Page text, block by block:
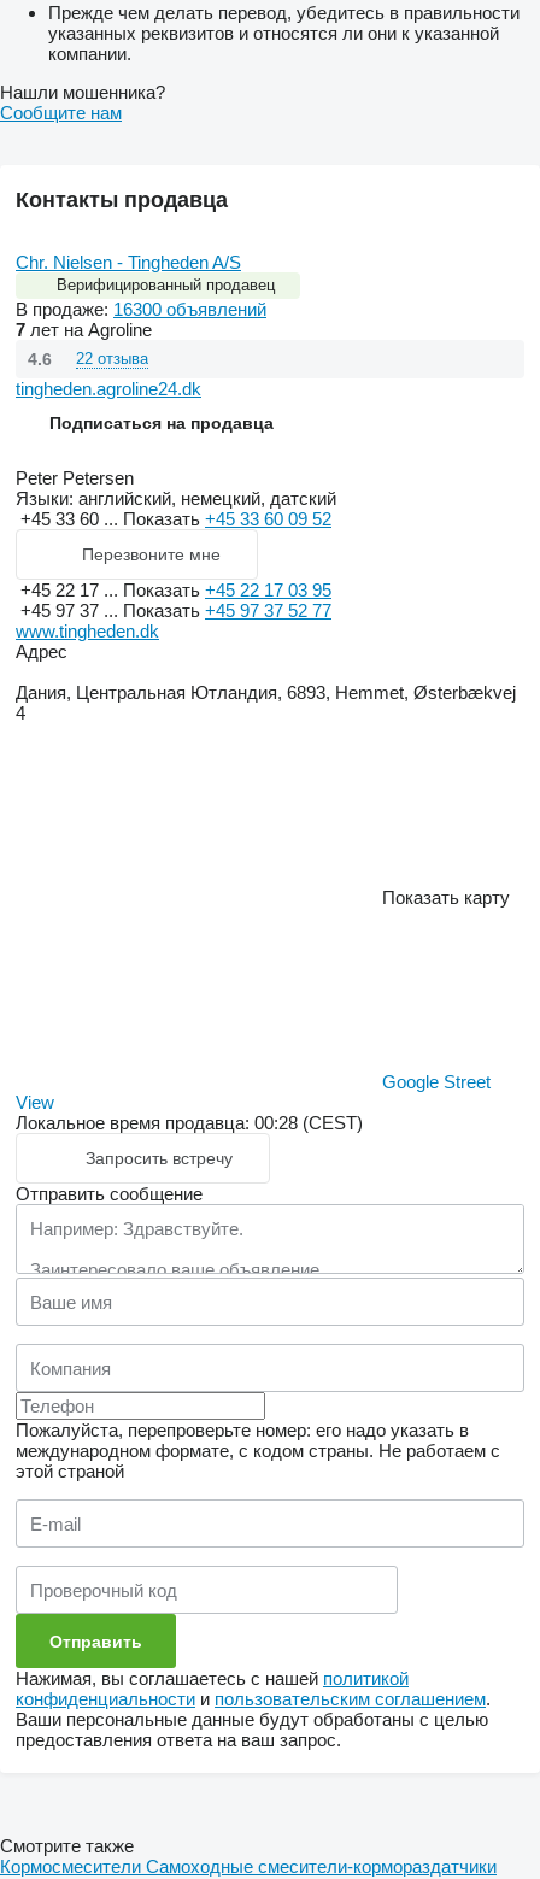
Прежде чем делать перевод, убедитесь в правильности
указанных реквизитов и относятся ли они к указанной
компании.
Нашли мошенника?
Сообщите нам
Контакты продавца
Chr. Nielsen - Tingheden A/S
Верифицированный продавец
В продаже: 16300 объявлений
7 лет на Agroline
4.6 22 отзыва
tingheden.agroline24.dk
Подписаться на продавца
Peter Petersen
Языки: английский, немецкий, датский
+45 33 60 ... Показать +45 33 60 09 52
Перезвоните мне
+45 22 17 ... Показать +45 22 17 03 95
+45 97 37 ... Показать +45 97 37 52 77
www.tingheden.dk
Адрес
Дания, Центральная Ютландия, 6893, Hemmet, Østerbækvej
4
Показать карту
Google Street
View
Локальное время продавца: 00:28 (CEST)
Запросить встречу
Отправить сообщение
Пожалуйста, перепроверьте номер: его надо указать в
международном формате, с кодом страны. Не работаем с
этой страной
Нажимая, вы соглашаетесь с нашей политикой
конфиденциальности и пользовательским соглашением.
Ваши персональные данные будут обработаны с целью
предоставления ответа на ваш запрос.
Смотрите также
Кормосмесители Самоходные смесители-кормораздатчики